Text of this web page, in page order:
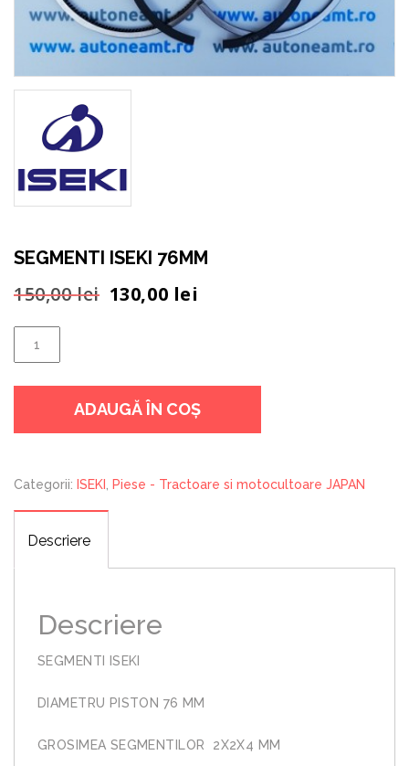
SEGMENTI ISEKI 76MM
150,00lei Prețul
150,00 lei.
130,00 lei
Cantitate
SEGMENTI
ISEKI
ADAUGĂ ÎN COȘ
Categorii: ISEKI, Piese - Tractoare si motocultoare JAPAN
Descriere
Descriere
SEGMENTI ISEKI
DIAMETRU PISTON 76 MM
GROSIMEA SEGMENTILOR 2X2X4 MM